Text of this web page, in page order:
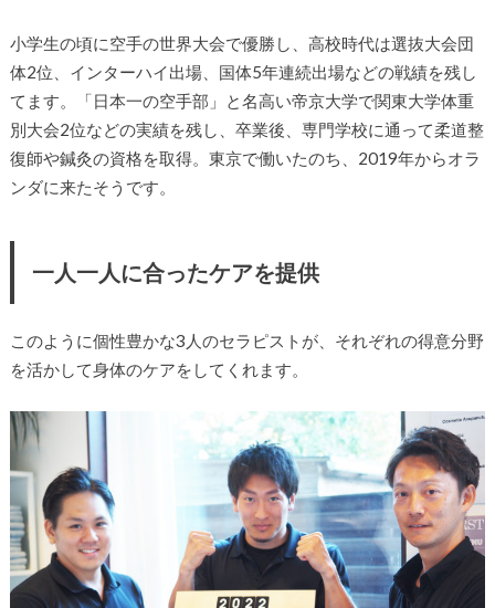
小学生の頃に空手の世界大会で優勝し、高校時代は選抜大会団
体2位、インターハイ出場、国体5年連続出場などの戦績を残し
てます。「日本一の空手部」と名高い帝京大学で関東大学体重
別大会2位などの実績を残し、卒業後、専門学校に通って柔道整
復師や鍼灸の資格を取得。東京で働いたのち、2019年からオラ
ンダに来たそうです。
一人一人に合ったケアを提供
このように個性豊かな3人のセラピストが、それぞれの得意分野
を活かして身体のケアをしてくれます。